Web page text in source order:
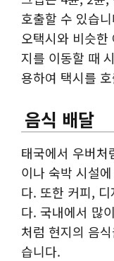
호출할 수 있습
오택시와 비슷한
지를 이동할 때
용하여 택시를
음식 배달
태국에서 우버처
이나 숙박 시설
다. 또한 커피,
다. 국내에서 많
처럼 현지의 음
습니다.